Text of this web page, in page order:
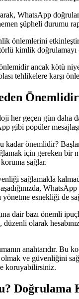
WhatsApp
şüpheli durumu
önlemlerini
kimlik
ancak kötü
tehlikelere karşı
her geçen gün daha
gibi popüler
önemlidir?
için gereken
sağlar.
sağlamakla
yönetme esnekliği de
dair bazı önemli
olarak
anahtarıdır. Bu
ve güvenliğini
koruyabilirsiniz.
Doğrulama